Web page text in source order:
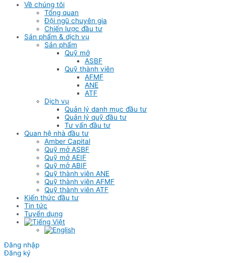
Về chúng tôi
Tổng quan
Đội ngũ chuyên gia
Chiến lược đầu tư
Sản phẩm & dịch vụ
Sản phẩm
Quỹ mở
ASBF
Quỹ thành viên
AFMF
ANE
ATF
Dịch vụ
Quản lý danh mục đầu tư
Quản lý quỹ đầu tư
Tư vấn đầu tư
Quan hệ nhà đầu tư
Amber Capital
Quỹ mở ASBF
Quỹ mở AEIF
Quỹ mở ABIF
Quỹ thành viên ANE
Quỹ thành viên AFMF
Quỹ thành viên ATF
Kiến thức đầu tư
Tin tức
Tuyển dụng
Đăng nhập
Đăng ký